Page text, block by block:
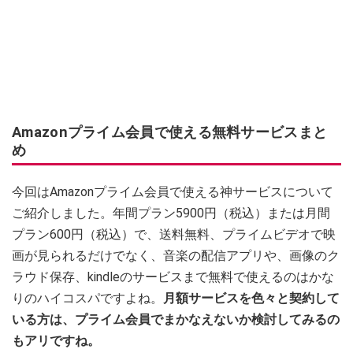
Amazonプライム会員で使える無料サービスまと
め
今回はAmazonプライム会員で使える神サービスについて
ご紹介しました。年間プラン5900円（税込）または月間
プラン600円（税込）で、送料無料、プライムビデオで映
画が見られるだけでなく、音楽の配信アプリや、画像のク
ラウド保存、kindleのサービスまで無料で使えるのはかな
りのハイコスパですよね。
月額サービスを色々と契約して
いる方は、プライム会員でまかなえないか検討してみるの
もアリですね。